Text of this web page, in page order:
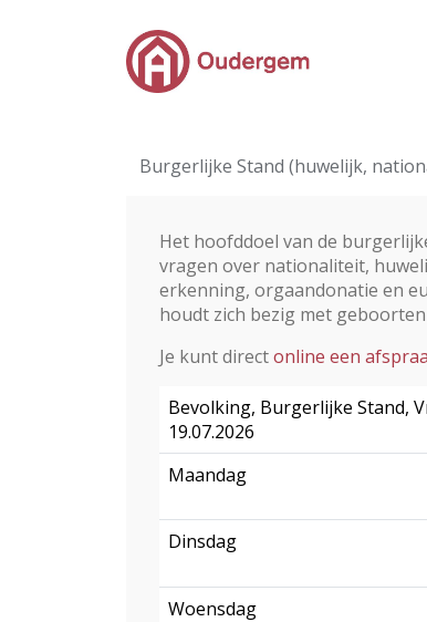
Ga naar de hoofdinhoud
Burgerlijke Stand (huwelijk,
Het hoofddoel van de
vragen over nationaliteit,
erkenning, orgaandonatie en
houdt zich bezig met
Je kunt directonline een
Bevolking, Burgerlijke Stand,
19.07.2026
Maandag
Dinsdag
Woensdag